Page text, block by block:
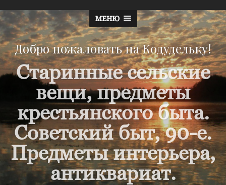
МЕНЮ
Добро пожаловать на Кодудельку!
Старинные сельские
вещи, предметы
крестьянского быта.
Советский быт, 90-е.
Предметы интерьера,
антиквариат.